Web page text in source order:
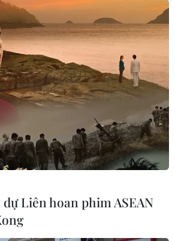
hay rời đi để quan sát buổi lễ.
Trắng dự đoán ông Trump
chọn ăn mừng cùng đội vô
cai phần lớn các trận đấu
Hè này và Tổng thống Mỹ
báo rằng FIFA muốn ông
cho đội vô địch. Đại diện
sẽ được mời tham gia lễ
Tổng
Trump tiếp
Liên hoan phim ASEAN